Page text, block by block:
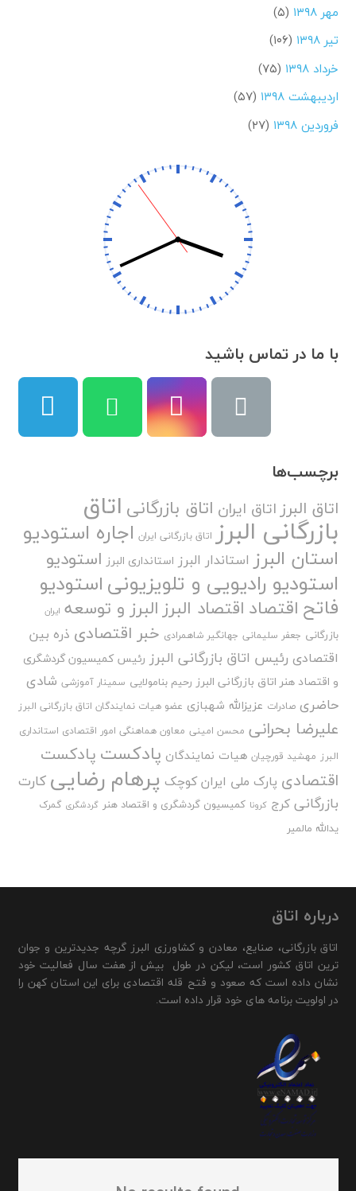
مهر ۱۳۹۸
(۵)
تیر ۱۳۹۸
(۱۰۶)
خرداد ۱۳۹۸
(۷۵)
اردیبهشت ۱۳۹۸
(۵۷)
فروردین ۱۳۹۸
(۲۷)
با ما در تماس باشید
برچسب‌ها
اتاق البرز اتاق ایران اتاق بازرگانی اتاق
بازرگانی البرز اتاق بازرگانی ایران اجاره استودیو
استان البرز استاندار البرز استانداری البرز استودیو
استودیو رادیویی و تلویزیونیاستودیو
فاتح اقتصاد اقتصاد البرزالبرز و توسعه ایران
بازرگانی جعفر سلیمانی جهانگیر شاهمرادی خبر اقتصادی ذره بین
اقتصادی رئیس اتاق بازرگانی البرز رئیس کمیسیون گردشگری
و اقتصاد هنر اتاق بازرگانی البرز رحیم بنامولایی سمینار آموزشی شادی
حاضری صادرات عزیزالله شهبازی عضو هیات نمایندگان اتاق بازرگانی البرز
علیرضا بحرانی محسن امینی معاون هماهنگی امور اقتصادی استانداری
البرز مهشید قورچیان هیات نمایندگان پادکست پادکست
اقتصادی پارک ملی ایران کوچک پرهام رضایی کارت
بازرگانی کرج کرونا کمیسیون گردشگری و اقتصاد هنر گردشگری گمرک
یدالله مالمیر
درباره اتاق
اتاق بازرگانی، صنایع، معادن و کشاورزی البرز گرچه جدیدترین و جوان
ترین اتاق کشور است، لیکن در طول بیش از هفت سال فعالیت خود
نشان داده است که صعود و فتح قله اقتصادی برای این استان کهن را
در اولویت برنامه های خود قرار داده است.